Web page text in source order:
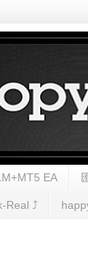
EA
Real ⤴︎